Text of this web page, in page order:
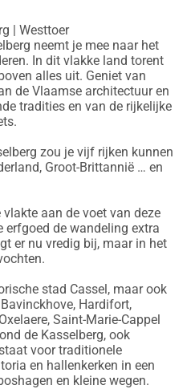
| Westtoer
neemt je mee naar het
In dit vlakke land torent
alles uit. Geniet van
de Vlaamse architectuur en
tradities en van de rijkelijke
zou je vijf rijken kunnen
Groot-Brittannië … en
aan de voet van deze
erfgoed de wandeling extra
er nu vredig bij, maar in het
stad Cassel, maar ook
Hardifort,
Saint-Marie-Cappel
de Kasselberg, ook
voor traditionele
en hallenkerken in een
en kleine wegen.